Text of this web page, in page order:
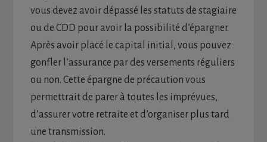
vous devez avoir dépassé les statuts de stagiaire
ou de CDD pour avoir la possibilité d’épargner.
Après avoir placé le capital initial, vous pouvez
gonfler l’assurance par des versements réguliers
ou non. Cette épargne de précaution vous
permettrait de parer à toutes les imprévues,
d’assurer votre retraite et d’organiser plus tard
une transmission.